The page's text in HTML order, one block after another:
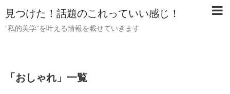
見つけた！話題のこれっていい感じ！
”私的美学”を叶える情報を載せていきます
「 おしゃれ」 一覧